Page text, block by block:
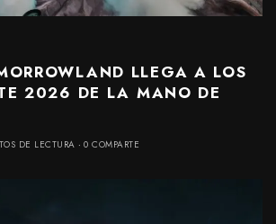
LLEGA A LOS
2026 DE LA MANO DE
DE LECTURA 0 COMPARTE